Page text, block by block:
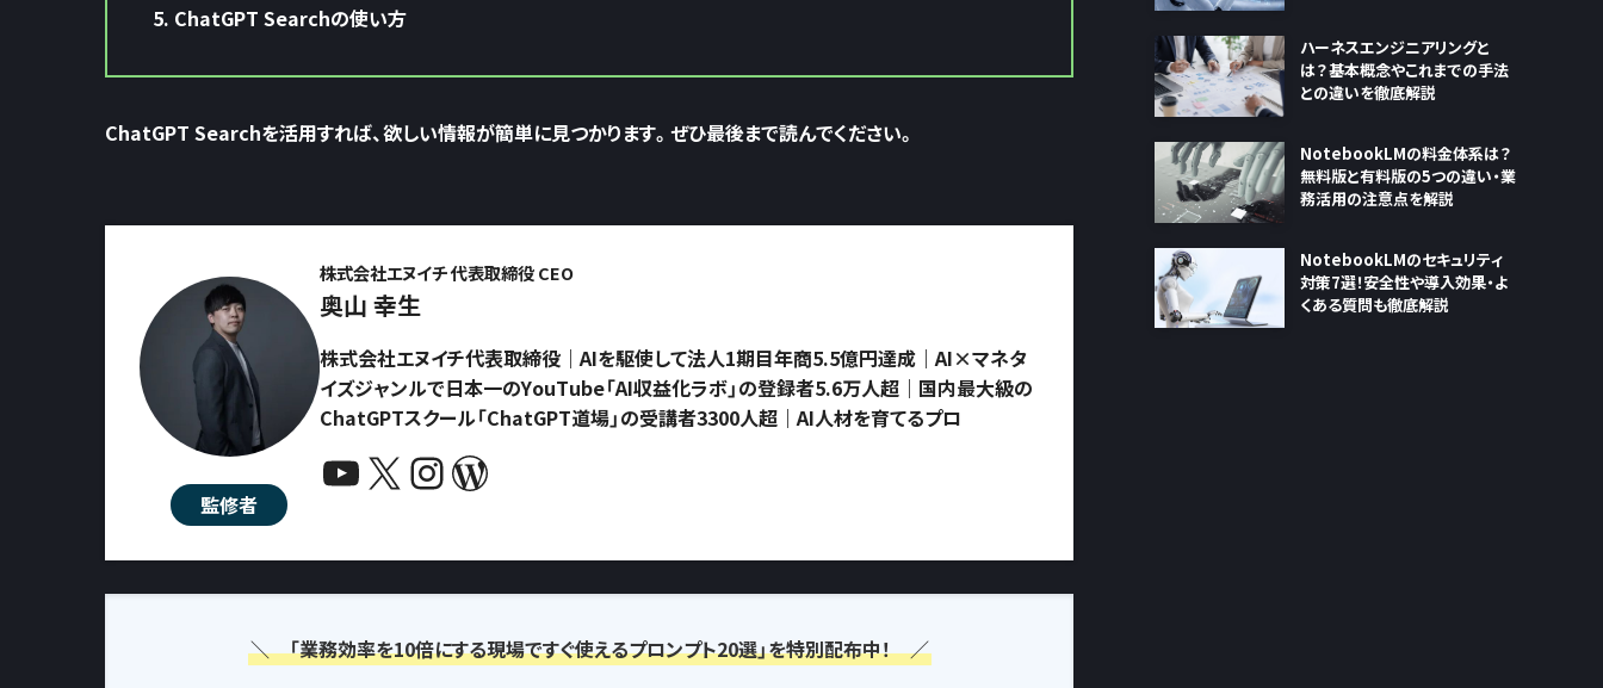
ChatGPT Searchの使い方
ChatGPT Searchを活用すれば、欲しい情報が簡単に見つかります。ぜひ最後まで読んでください。
監修者
株式会社エヌイチ 代表取締役 CEO
奥山 幸生
株式会社エヌイチ代表取締役｜AIを駆使して法人1期目年商5.5億円達成｜AI×マネタ
イズジャンルで日本一のYouTube「AI収益化ラボ」の登録者5.6万人超｜国内最大級の
ChatGPTスクール「ChatGPT道場」の受講者3300人超｜AI人材を育てるプロ
YouTube X InstagramWordPress
＼ 「業務効率を10倍にする現場ですぐ使えるプロンプト20選」を特別配布中！ ／
ハーネスエンジニアリングと
は？基本概念やこれまでの手法
との違いを徹底解説
NotebookLMの料金体系は？
無料版と有料版の5つの違い・業
務活用の注意点を解説
NotebookLMのセキュリティ
対策7選！安全性や導入効果・よ
くある質問も徹底解説